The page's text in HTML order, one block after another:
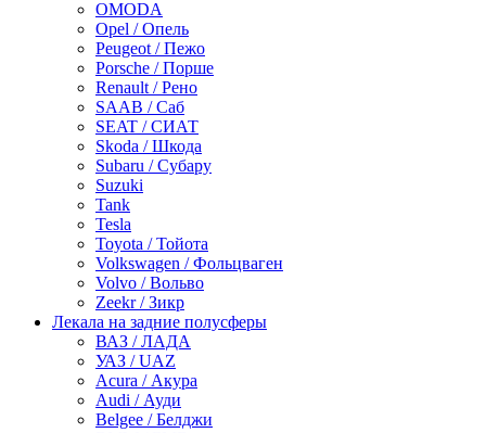
OMODA
Opel / Опель
Peugeot / Пежо
Porsche / Порше
Renault / Рено
SAAB / Саб
SEAT / СИАТ
Skoda / Шкода
Subaru / Субару
Suzuki
Tank
Tesla
Toyota / Тойота
Volkswagen / Фольцваген
Volvo / Вольво
Zeekr / Зикр
Лекала на задние полусферы
ВАЗ / ЛАДА
УАЗ / UAZ
Acura / Акура
Audi / Ауди
Belgee / Белджи